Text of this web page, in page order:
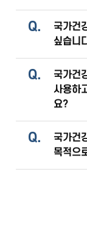
Q.
국가건
싶습니
Q.
국가건
사용하
요?
Q.
국가건
목적으